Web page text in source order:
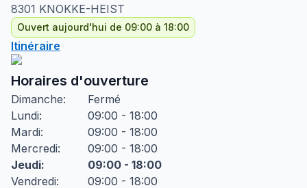
8301 KNOKKE-HEIST
Ouvert aujourd'hui de 09:00 à 18:00
Itinéraire
Horaires d'ouverture
Dimanche:
Fermé
Lundi:
09:00 - 18:00
Mardi:
09:00 - 18:00
Mercredi:
09:00 - 18:00
Jeudi:
09:00 - 18:00
Vendredi:
09:00 - 18:00